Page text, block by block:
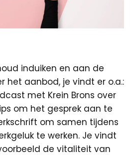
induiken en aan de
het aanbod, je vindt er o.a.:
met Krein Brons over
om het gesprek aan te
om samen tijdens
te werken. Je vindt
de vitaliteit van